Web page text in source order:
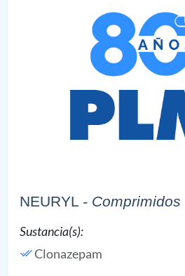
NEURYL - Comprimidos
Sustancia(s):
Clonazepam